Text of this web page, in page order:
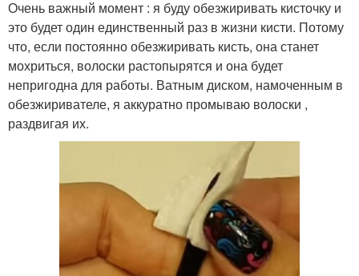
Очень важный момент : я буду обезжиривать кисточку и
это будет один единственный раз в жизни кисти. Потому
что, если постоянно обезжиривать кисть, она станет
мохриться, волоски растопырятся и она будет
непригодна для работы. Ватным диском, намоченным в
обезжиривателе, я аккуратно промываю волоски ,
раздвигая их.